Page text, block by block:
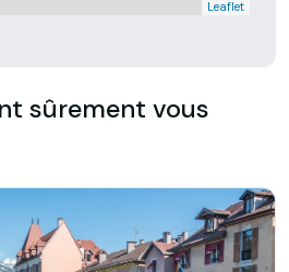
Leaflet
sûrement vous